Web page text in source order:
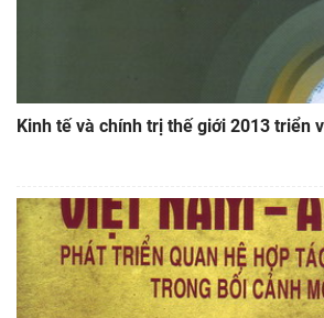
Kinh tế và chính trị thế giới 2013 triển